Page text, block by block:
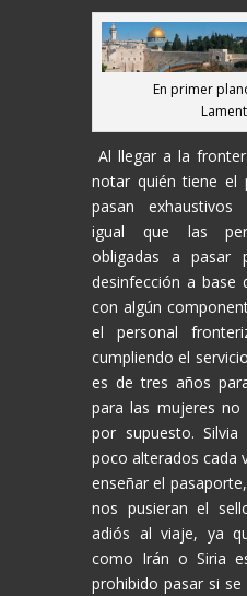
En primer
Al llegar a la
notar quién tiene el
pasan exhaustivos
igual que las
obligadas a pasar
desinfección a base
con algún
el personal
cumpliendo el
es de tres años
para las mujeres no
por supuesto.
poco alterados cada
enseñar el
nos pusieran el
adiós al viaje, ya
como Irán o Siria
prohibido pasar si